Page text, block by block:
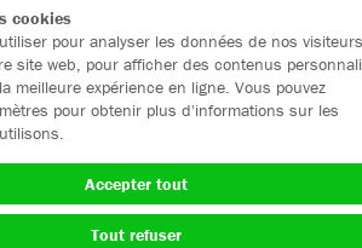
cookies
pour analyser les données de nos
site web, pour afficher des contenus
meilleure expérience en ligne. Vous pouvez
pour obtenir plus d'informations sur les
Accepter tout
Tout refuser